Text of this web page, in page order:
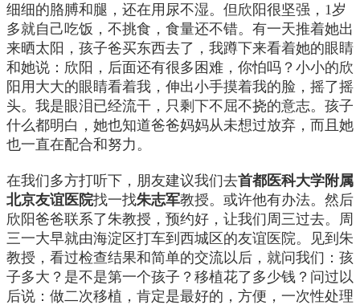
细细的胳膊和腿，还在用尿不湿。但欣阳很坚强，1岁
多就自己吃饭，不挑食，食量还不错。有一天推着她出
来晒太阳，孩子爸买东西去了，我蹲下来看着她的眼睛
和她说：欣阳，后面还有很多困难，你怕吗？小小的欣
阳用大大的眼睛看着我，伸出小手摸着我的脸，摇了摇
头。我是眼泪已经流干，只剩下不屈不挠的意志。孩子
什么都明白，她也知道爸爸妈妈从未想过放弃，而且她
也一直在配合和努力。
在我们多方打听下，朋友建议我们去首都医科大学附属
北京友谊医院找一找朱志军教授。或许他有办法。然后
欣阳爸爸联系了朱教授，预约好，让我们周三过去。周
三一大早就由海淀区打车到西城区的友谊医院。见到朱
教授，看过检查结果和简单的交流以后，就问我们：孩
子多大？是不是第一个孩子？移植花了多少钱？问过以
后说：做二次移植，肯定是最好的，方便，一次性处理